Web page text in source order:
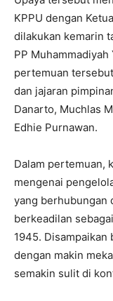
KPPU dengan
dilakukan kemarin
PP
pertemuan
dan jajaran
Danarto, Muchlas
Edhie Purnawan.
Dalam pertemuan,
mengenai
yang berhubungan
berkeadilan
1945. Disampaikan
dengan makin
semakin sulit di